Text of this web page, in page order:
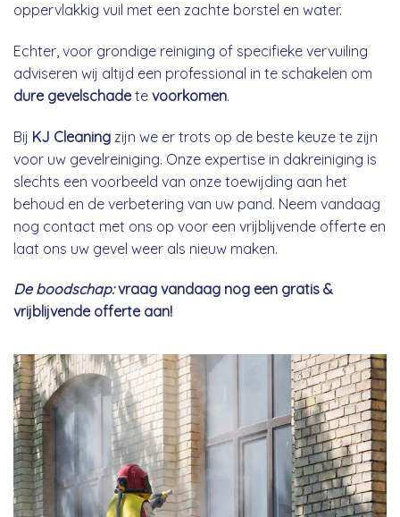
oppervlakkig vuil met een zachte borstel en water.
Echter, voor grondige reiniging of specifieke vervuiling
adviseren wij altijd een professional in te schakelen om
dure gevelschadete voorkomen.
Bij KJ Cleaning zijn we er trots op de beste keuze te zijn
voor uw gevelreiniging. Onze expertise in dakreiniging is
slechts een voorbeeld van onze toewijding aan het
behoud en de verbetering van uw pand. Neem vandaag
nog contact met ons op voor een vrijblijvende offerte en
laat ons uw gevel weer als nieuw maken.
De boodschap:vraag vandaag nog een gratis &
vrijblijvende offerte aan!